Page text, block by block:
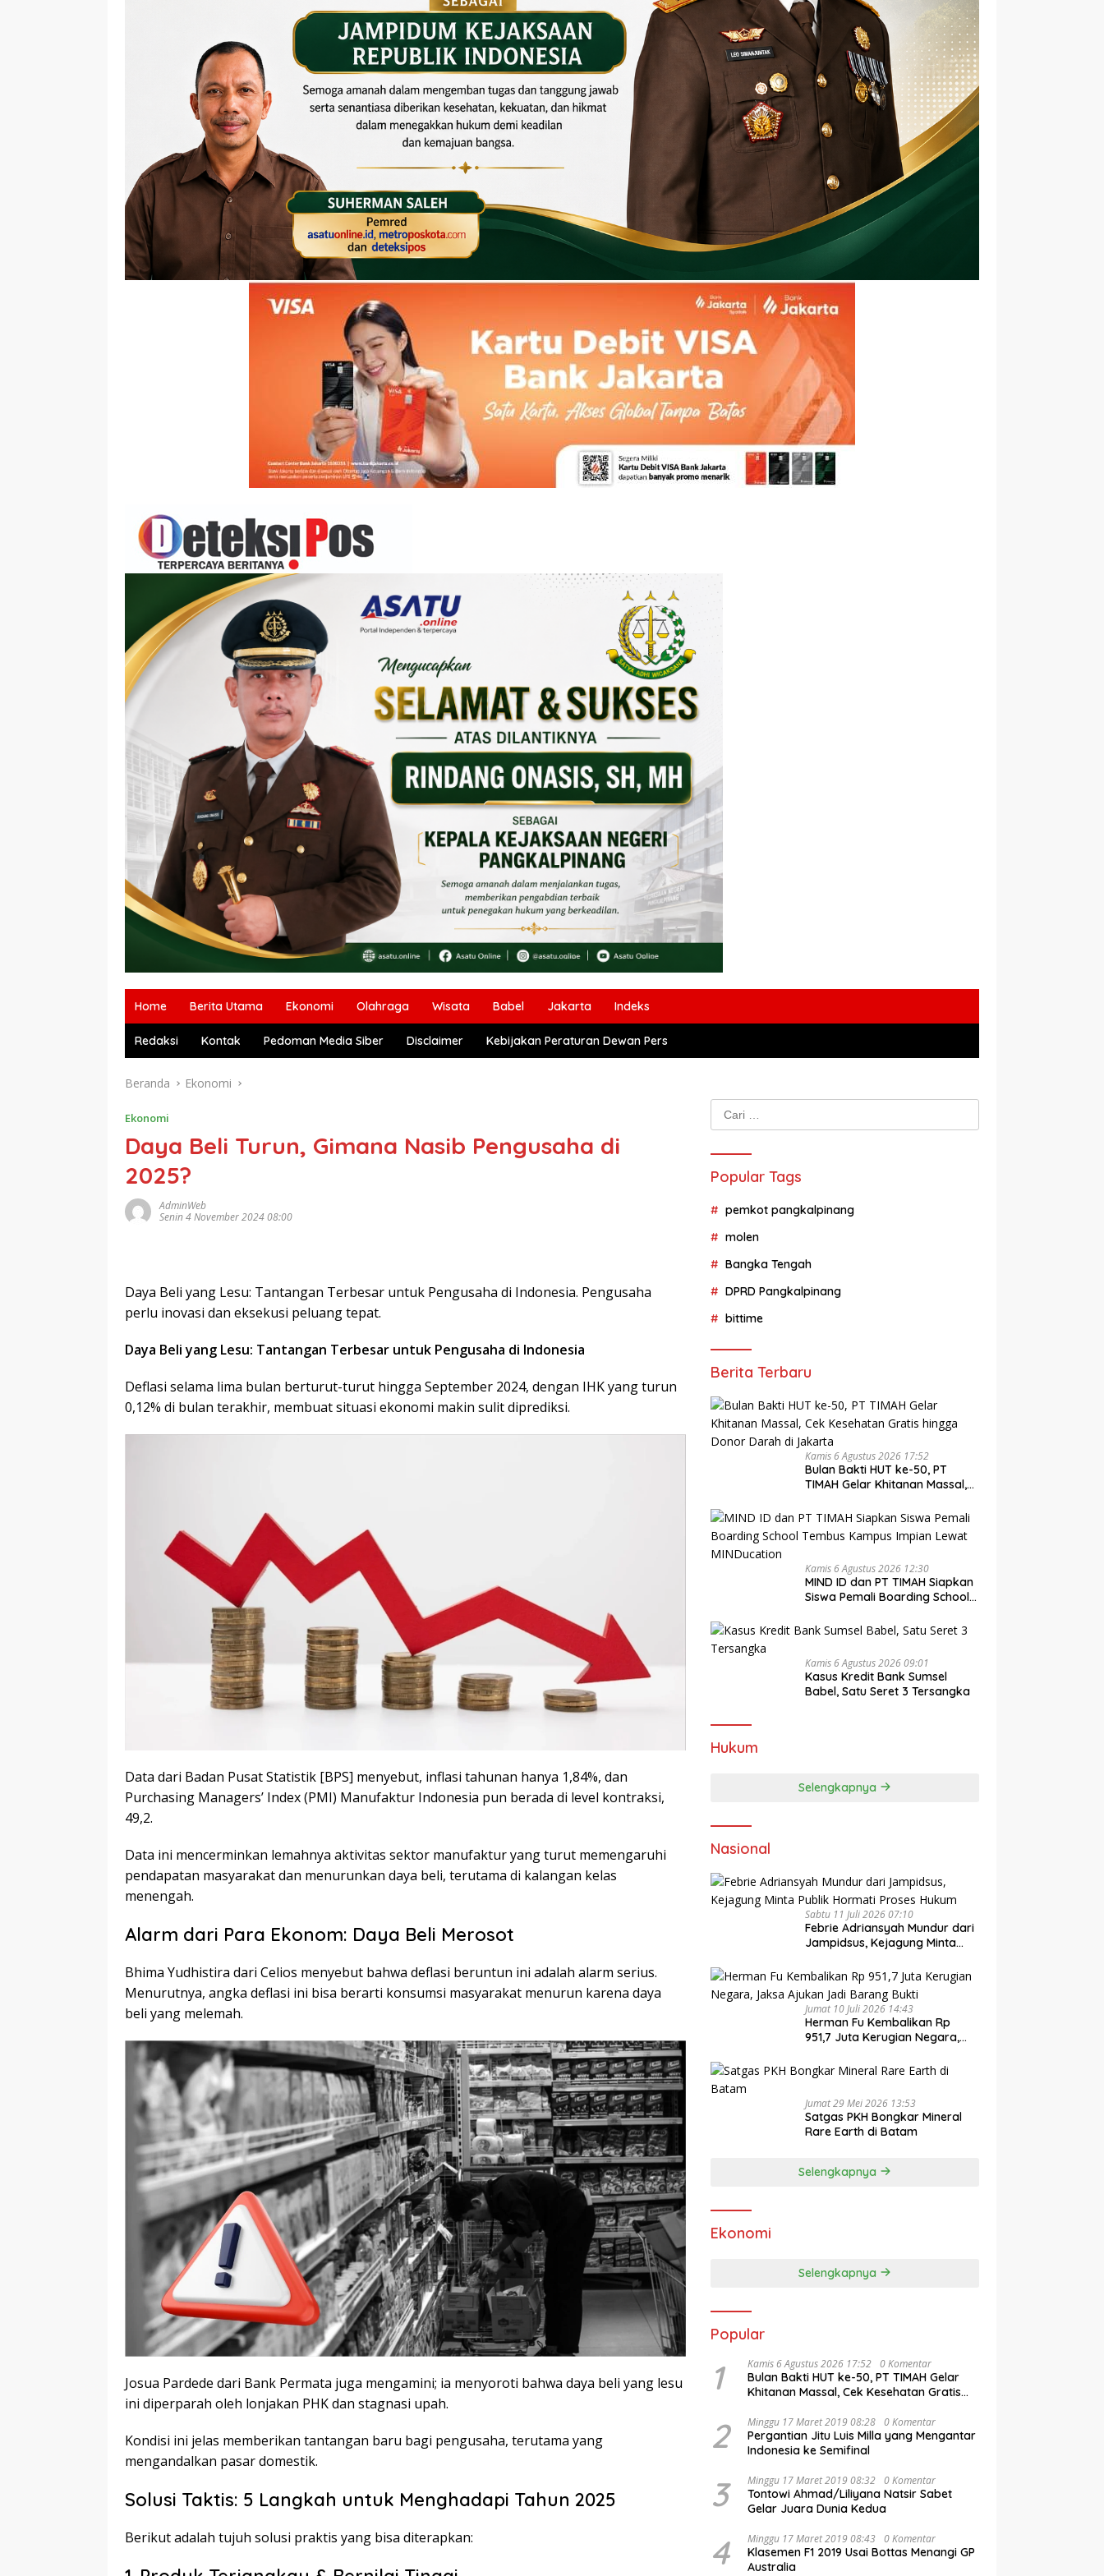
Home Berita Utama Ekonomi Olahraga Wisata Babel Jakarta Indeks
Redaksi Kontak Pedoman Media Siber Disclaimer Kebijakan Peraturan Dewan Pers
Beranda Ekonomi
Ekonomi
Daya Beli Turun, Gimana Nasib Pengusaha di
2025?
AdminWeb
Senin 4 November 2024 08:00
Daya Beli yang Lesu: Tantangan Terbesar untuk Pengusaha di Indonesia. Pengusaha
perlu inovasi dan eksekusi peluang tepat.
Daya Beli yang Lesu: Tantangan Terbesar untuk Pengusaha di Indonesia
Deflasi selama lima bulan berturut-turut hingga September 2024, dengan IHK yang turun
0,12% di bulan terakhir, membuat situasi ekonomi makin sulit diprediksi.
Data dari Badan Pusat Statistik [BPS] menyebut, inflasi tahunan hanya 1,84%, dan
Purchasing Managers’ Index (PMI) Manufaktur Indonesia pun berada di level kontraksi,
49,2.
Data ini mencerminkan lemahnya aktivitas sektor manufaktur yang turut memengaruhi
pendapatan masyarakat dan menurunkan daya beli, terutama di kalangan kelas
menengah.
Alarm dari Para Ekonom: Daya Beli Merosot
Bhima Yudhistira dari Celios menyebut bahwa deflasi beruntun ini adalah alarm serius.
Menurutnya, angka deflasi ini bisa berarti konsumsi masyarakat menurun karena daya
beli yang melemah.
Josua Pardede dari Bank Permata juga mengamini; ia menyoroti bahwa daya beli yang lesu
ini diperparah oleh lonjakan PHK dan stagnasi upah.
Kondisi ini jelas memberikan tantangan baru bagi pengusaha, terutama yang
mengandalkan pasar domestik.
Solusi Taktis: 5 Langkah untuk Menghadapi Tahun 2025
Berikut adalah tujuh solusi praktis yang bisa diterapkan:
Popular Tags
pemkot pangkalpinang
molen
Bangka Tengah
DPRD Pangkalpinang
bittime
Berita Terbaru
Kamis 6 Agustus 2026 17:52
Bulan Bakti HUT ke-50, PT
TIMAH Gelar Khitanan Massal,
Donor Darah di Jakarta
Kamis 6 Agustus 2026 12:30
MIND ID dan PT TIMAH Siapkan
Siswa Pemali Boarding School
MINDucation
Kamis 6 Agustus 2026 09:01
Kasus Kredit Bank Sumsel
Babel, Satu Seret 3 Tersangka
Hukum
Selengkapnya
Nasional
Sabtu 11 Juli 2026 07:10
Febrie Adriansyah Mundur dari
Jampidsus, Kejagung Minta
Jumat 10 Juli 2026 14:43
Herman Fu Kembalikan Rp
951,7 Juta Kerugian Negara,
Bukti
Jumat 29 Mei 2026 13:53
Satgas PKH Bongkar Mineral
Selengkapnya
Ekonomi
Selengkapnya
Popular
1 Kamis 6 Agustus 2026 17:52 0 Komentar
Bulan Bakti HUT ke-50, PT TIMAH Gelar
Khitanan Massal, Cek Kesehatan Gratis
2 Minggu 17 Maret 2019 08:28 0 Komentar
Pergantian Jitu Luis Milla yang Mengantar
Indonesia ke Semifinal
3 Minggu 17 Maret 2019 08:32 0 Komentar
Tontowi Ahmad/Liliyana Natsir Sabet
Gelar Juara Dunia Kedua
4 Minggu 17 Maret 2019 08:43 0 Komentar
Klasemen F1 2019 Usai Bottas Menangi GP
Australia